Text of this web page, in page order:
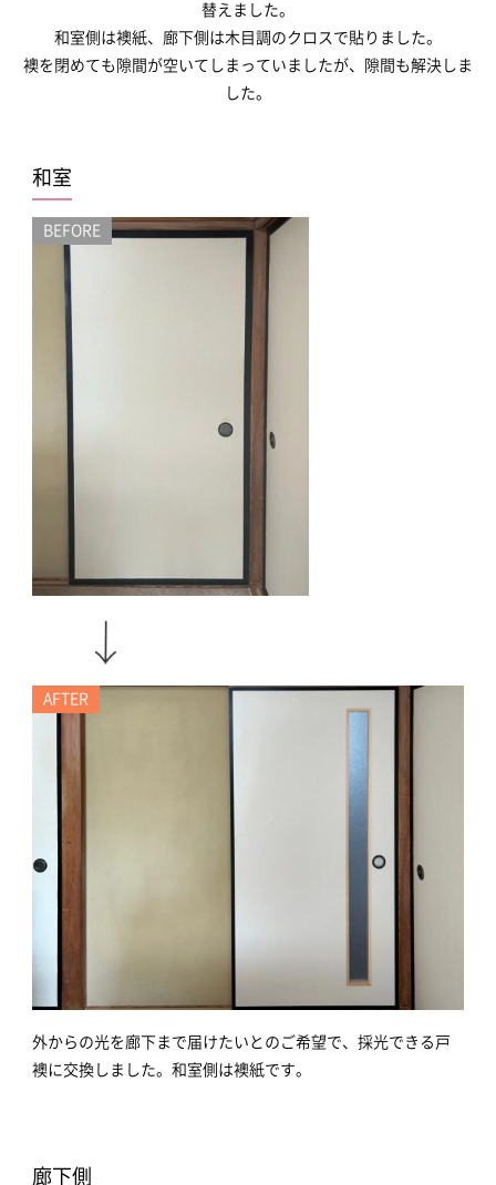
替えました。
和室側は襖紙、廊下側は木目調のクロスで貼りました。
襖を閉めても隙間が空いてしまっていましたが、隙間も解決しま
した。
和室
BEFORE
AFTER
外からの光を廊下まで届けたいとのご希望で、採光できる戸
襖に交換しました。和室側は襖紙です。
廊下側